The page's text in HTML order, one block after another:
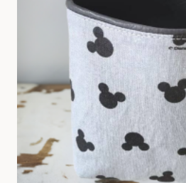
Optionen
Produktseite
gewählt